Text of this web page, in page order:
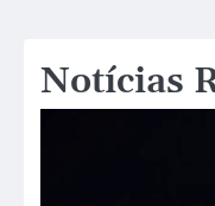
Notícias